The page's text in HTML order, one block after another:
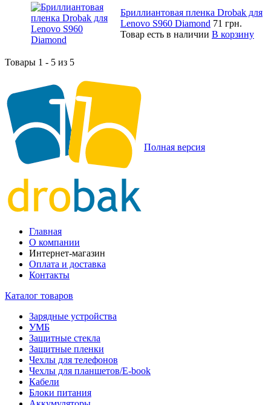
Бриллиантовая пленка Drobak для
Lenovo S960 Diamond 71 грн.
Товар есть в наличии В корзину
Товары 1 - 5 из 5
Полная версия
Главная
О компании
Интернет-магазин
Оплата и доставка
Контакты
Каталог товаров
Зарядные устройства
УМБ
Защитные стекла
Защитные пленки
Чехлы для телефонов
Чехлы для планшетов/E-book
Кабели
Блоки питания